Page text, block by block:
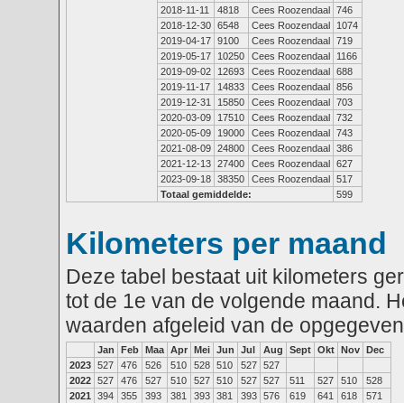
2018-11-11
4818 Cees Roozendaal 746
2018-12-30 6548 Cees Roozendaal
1074
2019-04-17 9100 Cees Roozendaal 719
2019-05-17
10250 Cees Roozendaal
1166
2019-09-02
12693 Cees Roozendaal 688
2019-11-17
14833 Cees Roozendaal 856
2019-12-31
15850 Cees Roozendaal 703
2020-03-09
17510 Cees Roozendaal 732
2020-05-09
19000 Cees Roozendaal 743
2021-08-09 24800 Cees Roozendaal 386
2021-12-13 27400 Cees Roozendaal 627
2023-09-18 38350 Cees Roozendaal 517
Totaal gemiddelde:
599
Kilometers per maand
Deze tabel bestaat uit kilometers
tot de 1e van de volgende maand.
waarden afgeleid van de
Jan Feb Maa Apr Mei Jun Jul Aug Sept Okt Nov Dec
2023 527 476 526 510 528 510 527 527
2022 527 476 527 510 527 510 527 527 511 527 510
528
2021
394 355 393 381 393 381 393 576 619 641 618
571